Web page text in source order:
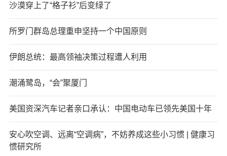
沙漠穿上了“格子衫”后变绿了
所罗门群岛总理重申坚持一个中国原则
伊朗总统：最高领袖决策过程遭人利用
潮涌鹭岛，“会”聚厦门
美国资深汽车记者亲口承认：中国电动车已领先美国十年
安心吹空调、远离“空调病”，不妨养成这些小习惯 | 健康习
惯研究所